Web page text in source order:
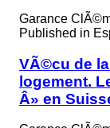
Garance
Published in
VÃ©cu de
logement.
Â» en